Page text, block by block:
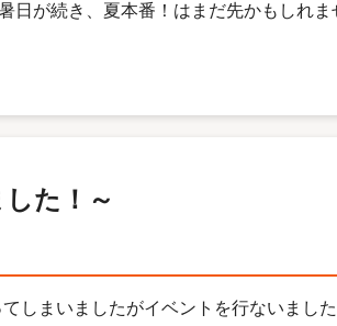
日が続き、夏本番！はまだ先かもしれ
た！～
しまいましたがイベントを行ないま